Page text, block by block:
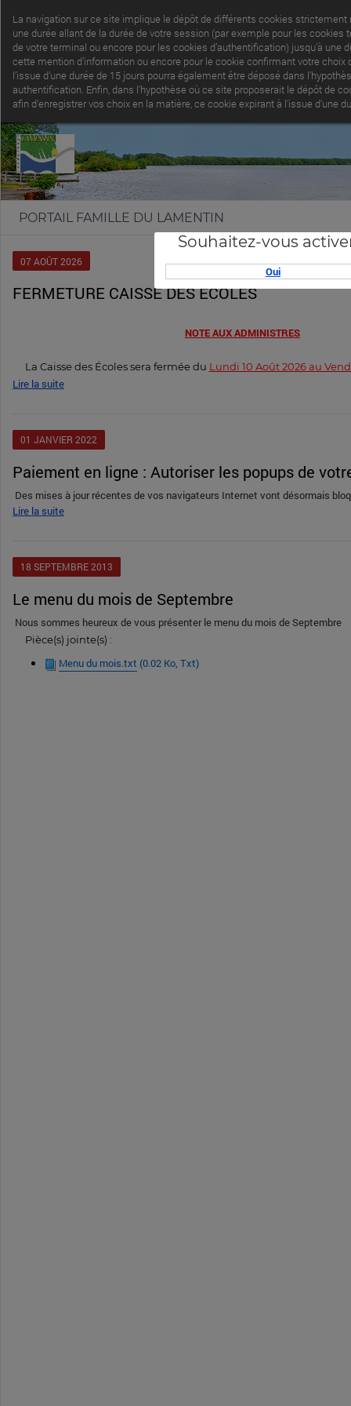
Souhaitez-vous
Oui
La navigation sur ce site implique le dépôt de différents cookies
une durée allant de la durée de votre session (par exemple pour les
de votre terminal ou encore pour les cookies d’authentification) jusqu’à
cette mention d’information ou encore pour le cookie confirmant votre
l’issue d’une durée de 15 jours pourra également être déposé dans
authentification. Enfin, dans l’hypothèse où ce site proposerait le dépôt de
afin d’enregistrer vos choix en la matière, ce cookie expirant à l’issue d’une
PORTAIL FAMILLE DU LAMENTIN
07AOÛT2026
FERMETURE CAISSE DES ÉCOLES
NOTE AUX ADMINISTRES
La Caisse des Écoles sera fermée du Lundi 10 Août2026 au
Lire la suite
01 JANVIER 2022
Paiement en ligne : Autoriser les popups de
Des mises à jour récentes de vos navigateurs Internet vont désormais
Lire la suite
18 SEPTEMBRE2013
Le menu du mois de Septembre
Nous sommes heureux de vous présenter le menu du mois de Septembre
Pièce(s) jointe(s) :
Menu du mois.txt (0.02 Ko, Txt)